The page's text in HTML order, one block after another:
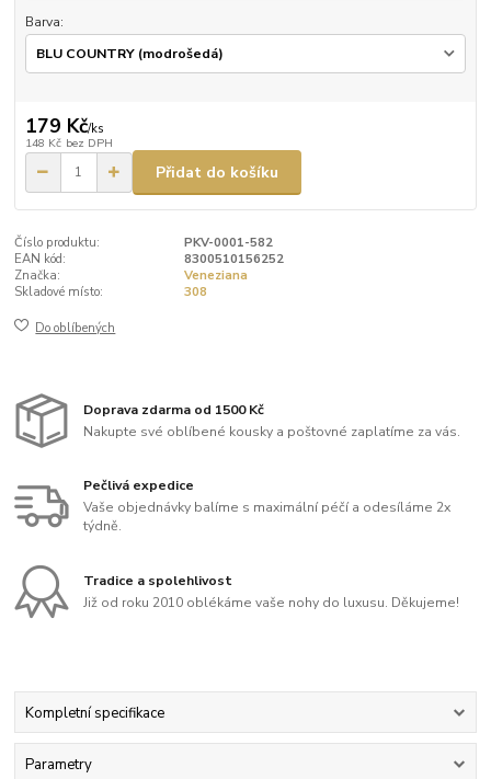
Barva:
179 Kč/ks
148 Kč bez DPH
Přidat do košíku
Číslo produktu:
PKV-0001-582
EAN kód:
8300510156252
Značka:
Veneziana
Skladové místo:
308
Do oblíbených
Doprava zdarma od 1500 Kč
Nakupte své oblíbené kousky a poštovné zaplatíme za vás.
Pečlivá expedice
Vaše objednávky balíme s maximální péčí a odesíláme 2x
týdně.
Tradice a spolehlivost
Již od roku 2010 oblékáme vaše nohy do luxusu. Děkujeme!
Kompletní specifikace
Parametry